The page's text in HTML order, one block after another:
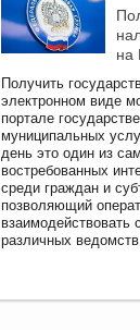
на
Получить
электронном виде
портале
муниципальных
день это один из
востребованных
среди граждан и
позволяющий
взаимодействовать
различных ведомств.